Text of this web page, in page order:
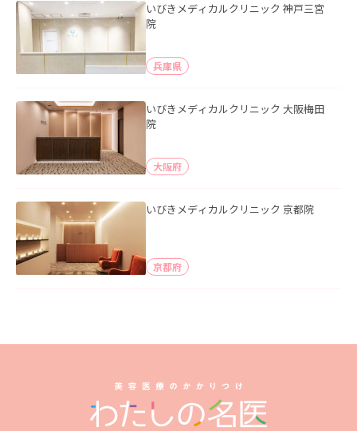
いびきメディカルクリニック 神戸三宮
院
兵庫県
いびきメディカルクリニック 大阪梅田
院
大阪府
いびきメディカルクリニック 京都院
京都府